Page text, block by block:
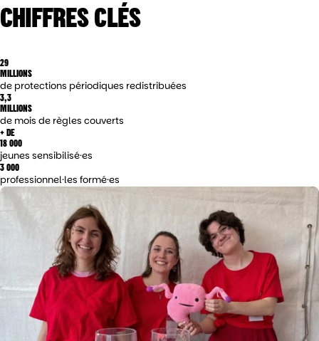
CHIFFRES CLÉS
29
MILLIONS
de protections périodiques redistribuées
3,3
MILLIONS
de mois de règles couverts
+ DE
18 000
jeunes sensibilisé·es
3 000
professionnel·les formé·es